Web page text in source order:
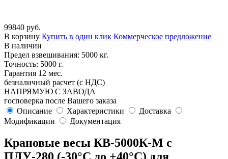
99840 руб.
В корзину Купить в один клик Коммерческое предложение
В наличии
Предел взвешивания: 5000 кг.
Точность: 5000 г.
Гарантия 12 мес.
безналичный расчет (с НДС)
НАПРЯМУЮ С ЗАВОДА
госповерка после Вашего заказа
Описание
Характеристики
Доставка
Модификации
Документация
Крановые весы КВ-5000К-М с
ПДУ-280 (-30°C до +40°C) для